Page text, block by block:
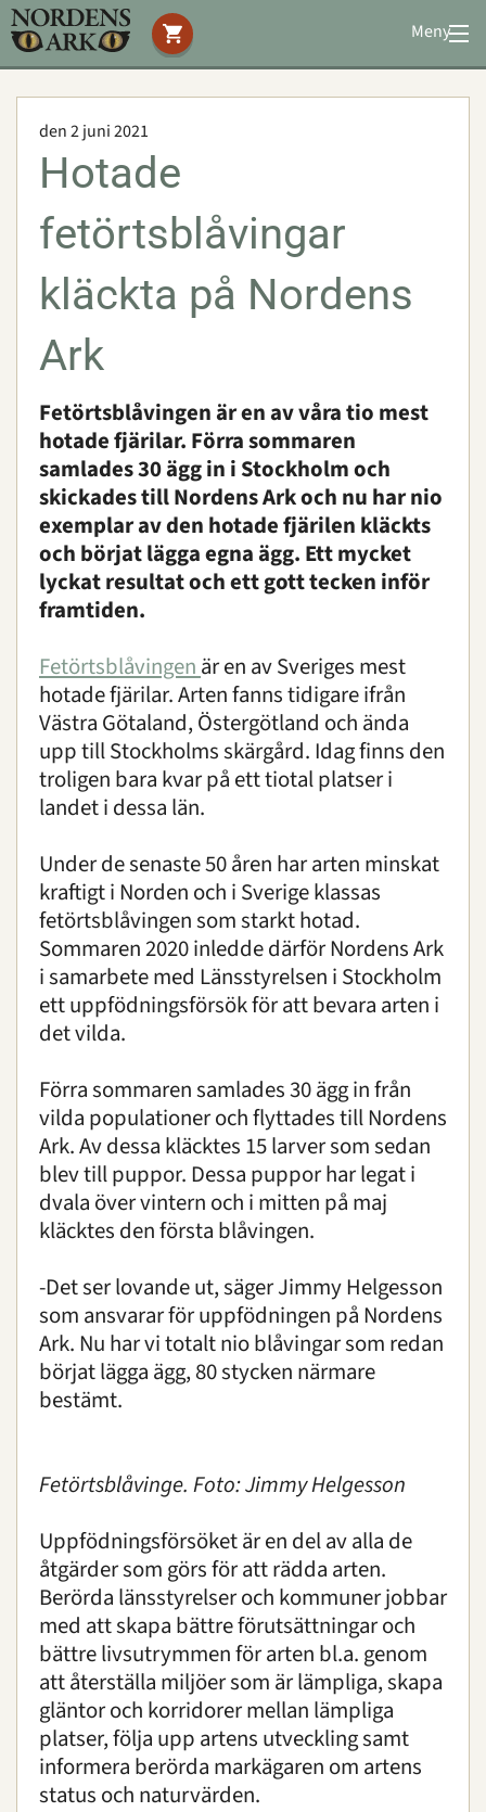
Meny
Stöd oss
Utbildning
Boende
Konferens
den 2 juni 2021
Hotade
fetörtsblåvingar
kläckta på Nordens
Ark
Fetörtsblåvingen är en av våra tio mest
hotade fjärilar. Förra sommaren
samlades 30 ägg in i Stockholm och
skickades till Nordens Ark och nu har nio
exemplar av den hotade fjärilen kläckts
och börjat lägga egna ägg. Ett mycket
lyckat resultat och ett gott tecken inför
framtiden.
Fetörtsblåvingen är en av Sveriges mest
hotade fjärilar. Arten fanns tidigare ifrån
Västra Götaland, Östergötland och ända
upp till Stockholms skärgård. Idag finns den
troligen bara kvar på ett tiotal platser i
landet i dessa län.
Under de senaste 50 åren har arten minskat
kraftigt i Norden och i Sverige klassas
fetörtsblåvingen som starkt hotad.
Sommaren 2020 inledde därför Nordens Ark
i samarbete med Länsstyrelsen i Stockholm
ett uppfödningsförsök för att bevara arten i
det vilda.
Förra sommaren samlades 30 ägg in från
vilda populationer och flyttades till Nordens
Ark. Av dessa kläcktes 15 larver som sedan
blev till puppor. Dessa puppor har legat i
dvala över vintern och i mitten på maj
kläcktes den första blåvingen.
-Det ser lovande ut, säger Jimmy Helgesson
som ansvarar för uppfödningen på Nordens
Ark. Nu har vi totalt nio blåvingar som redan
börjat lägga ägg, 80 stycken närmare
bestämt.
Fetörtsblåvinge. Foto: Jimmy Helgesson
Uppfödningsförsöket är en del av alla de
åtgärder som görs för att rädda arten.
Berörda länsstyrelser och kommuner jobbar
med att skapa bättre förutsättningar och
bättre livsutrymmen för arten bl.a. genom
att återställa miljöer som är lämpliga, skapa
gläntor och korridorer mellan lämpliga
platser, följa upp artens utveckling samt
informera berörda markägaren om artens
status och naturvärden.